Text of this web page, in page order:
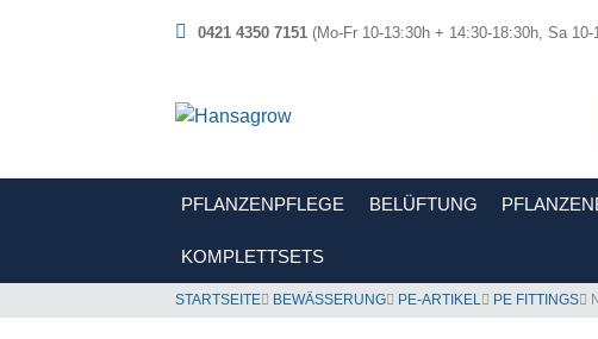
0421 4350 7151 (Mo-Fr 10-13:30h + 14:30-18:30h, Sa 10-
PFLANZENPFLEGE BELÜFTUNG
KOMPLETTSETS
STARTSEITE BEWÄSSERUNG PE-ARTIKEL PE FITTINGS